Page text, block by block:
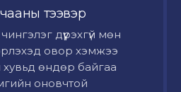
тээвэр
дүүрэхгүй мөн
овор хэмжээ
өндөр байгаа
оновчтой